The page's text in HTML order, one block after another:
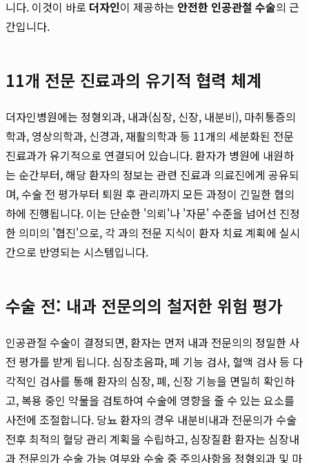
니다. 이것이 바로 더자인이 제공하는 안전한 인공관절 수술의 근
간입니다.
11개 전문 진료과의 유기적 협력 체계
더자인병원에는 정형외과, 내과(심장, 신장, 내분비), 마취통증의
학과, 영상의학과, 신경과, 재활의학과 등 11개의 세분화된 전문
진료과가 유기적으로 연결되어 있습니다. 환자가 병원에 내원하
는 순간부터, 해당 환자의 정보는 관련 진료과 의료진에게 공유되
며, 수술 전 평가부터 퇴원 후 관리까지 모든 과정이 긴밀한 협의
하에 진행됩니다. 이는 단순한 '의뢰'나 '자문' 수준을 넘어선 진정
한 의미의 '협진'으로, 각 과의 전문 지식이 환자 치료 계획에 실시
간으로 반영되는 시스템입니다.
수술 전: 내과 전문의의 철저한 위험 평가
인공관절 수술이 결정되면, 환자는 먼저 내과 전문의의 정밀한 사
전 평가를 받게 됩니다. 심장초음파, 폐 기능 검사, 혈액 검사 등 다
각적인 검사를 통해 환자의 심장, 폐, 신장 기능을 면밀히 확인하
고, 복용 중인 약물을 검토하여 수술에 영향을 줄 수 있는 요소를
사전에 조절합니다. 당뇨 환자의 경우 내분비내과 전문의가 수술
전후 최적의 혈당 관리 계획을 수립하고, 심장질환 환자는 심장내
과 전문의가 수술 가능 여부와 수술 중 주의사항을 정형외과 및 마